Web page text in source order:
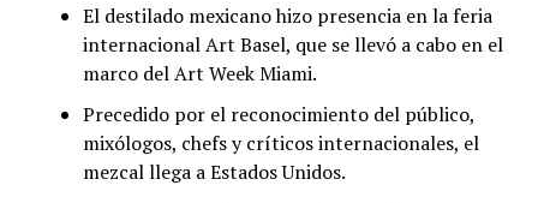
El destilado mexicano hizo presencia en la feria
internacional Art Basel, que se llevó a cabo en el
marco del Art Week Miami.
Precedido por el reconocimiento del público,
mixólogos, chefs y críticos internacionales, el
mezcal llega a Estados Unidos.